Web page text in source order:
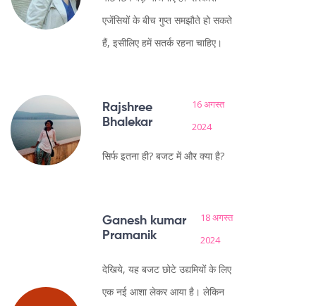
एजेंसियों के बीच गुप्त समझौते हो सकते
हैं, इसीलिए हमें सतर्क रहना चाहिए।
Rajshree
Bhalekar
16 अगस्त
2024
सिर्फ इतना ही? बजट में और क्या है?
Ganesh kumar
Pramanik
18 अगस्त
2024
देखिये, यह बजट छोटे उद्यमियों के लिए
एक नई आशा लेकर आया है। लेकिन